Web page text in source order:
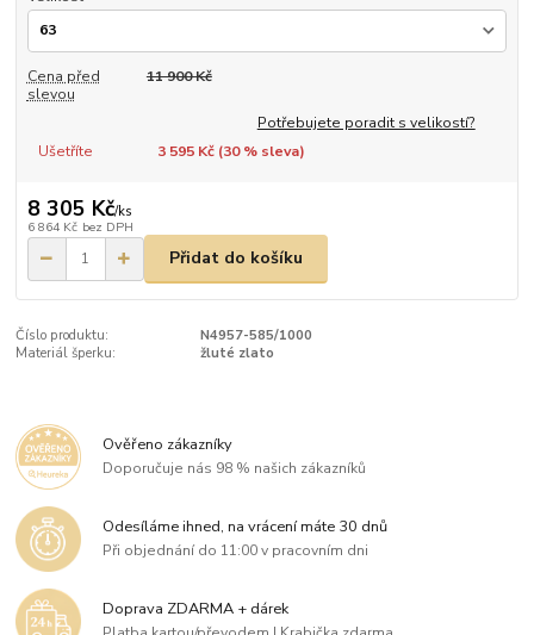
Cena před
slevou
11 900 Kč
Potřebujete poradit s velikostí?
Ušetříte
3 595 Kč (30% sleva)
8 305 Kč/ks
6 864 Kč bez DPH
Přidat do košíku
Číslo produktu:
N4957-585/1000
Materiál šperku:
žluté zlato
Ověřeno zákazníky
Doporučuje nás 98 % našich zákazníků
Odesíláme ihned, na vrácení máte 30 dnů
Při objednání do 11:00 v pracovním dni
Doprava ZDARMA + dárek